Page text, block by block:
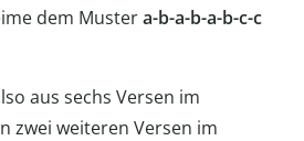
dem Mustera-b-a-b-a-b-c-c
aus sechs Versen im
zwei weiteren Versen im